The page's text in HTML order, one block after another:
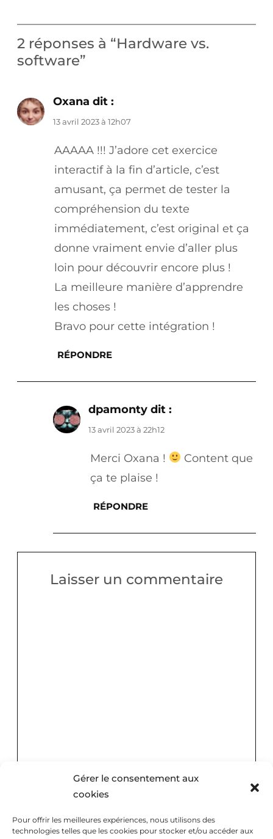
Gérer le consentement aux
cookies
Pour offrir les meilleures expériences, nous utilisons des
technologies telles que les cookies pour stocker et/ou accéder aux
2 réponses à “Hardware vs.
software”
Oxana dit :
13 avril 2023 à 12h07
AAAAA !!! J’adore cet exercice
interactif à la fin d’article, c’est
amusant, ça permet de tester la
compréhension du texte
immédiatement, c’est original et ça
donne vraiment envie d’aller plus
loin pour découvrir encore plus !
La meilleure manière d’apprendre
les choses !
Bravo pour cette intégration !
RÉPONDRE
dpamonty dit :
13 avril 2023 à 22h12
Merci Oxana !
Content que
ça te plaise !
RÉPONDRE
Laisser un commentaire